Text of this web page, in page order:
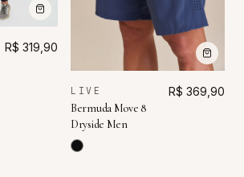
R$ 319,90
LIVE
Bermuda Move 8
Dryside Men
R$ 369,90